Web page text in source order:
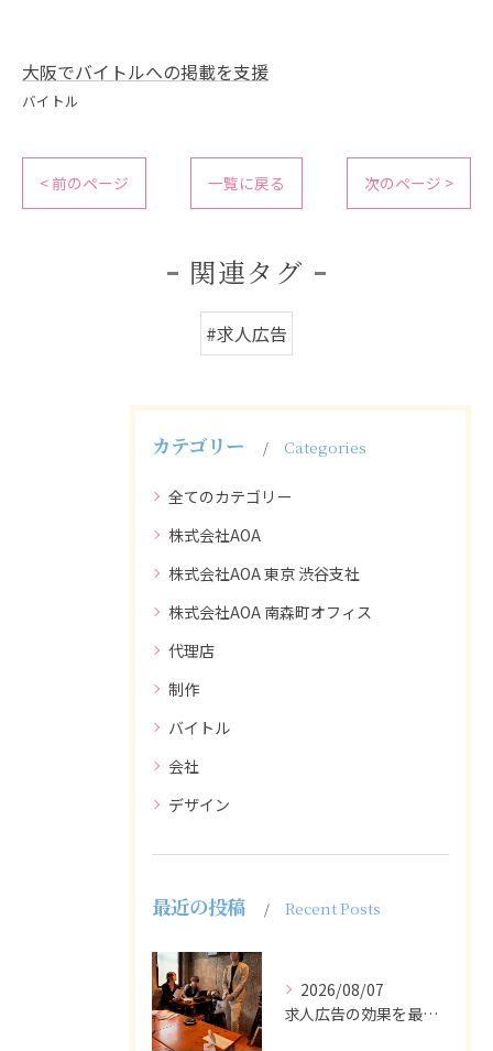
大阪でバイトルへの掲載を支援
バイトル
< 前のページ 一覧に戻る 次のページ >
関連タグ
#求人広告
カテゴリー Categories
全てのカテゴリー
株式会社AOA
株式会社AOA 東京 渋谷支社
株式会社AOA 南森町オフィス
代理店
制作
バイトル
会社
デザイン
最近の投稿 Recent Posts
2026/08/07
求人広告の効果を最大化するために最も重要なのは、掲載タイミン...